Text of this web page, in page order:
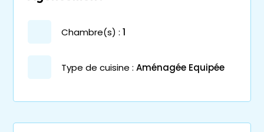
chambre(s) : 1
Type de cuisine : Aménagée Equipée